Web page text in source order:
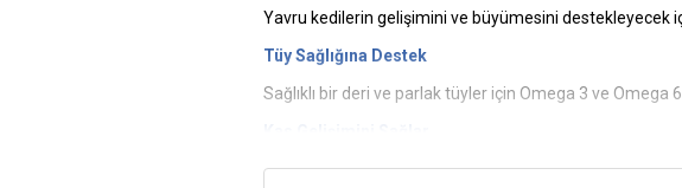
Yavru kedilerin gelişimini ve büyümesini destekleyecek
Tüy Sağlığına Destek
Sağlıklı bir deri ve parlak tüyler için Omega 3 ve Omega
Yavru kedilerin kas gelişimine destek sağlayan yüksek